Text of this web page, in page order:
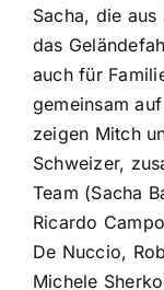
Sacha, die
das
auch für
gemeinsam
zeigen Mitch
Schweizer,
Team (Sacha
Ricardo
De Nuccio,
Michele